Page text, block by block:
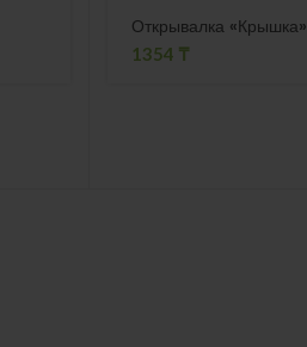
Открывалка «Крышка»
1354 ₸